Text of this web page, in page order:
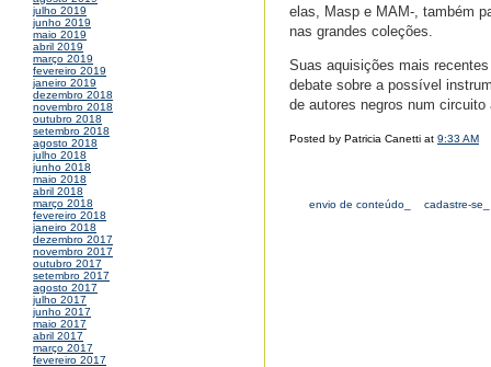
julho 2019
junho 2019
maio 2019
abril 2019
março 2019
fevereiro 2019
janeiro 2019
dezembro 2018
novembro 2018
outubro 2018
setembro 2018
agosto 2018
julho 2018
junho 2018
maio 2018
abril 2018
março 2018
fevereiro 2018
janeiro 2018
dezembro 2017
novembro 2017
outubro 2017
setembro 2017
agosto 2017
julho 2017
junho 2017
maio 2017
abril 2017
março 2017
fevereiro 2017
elas, Masp e MAM-, também
nas grandes coleções.
Suas aquisições mais
debate sobre a possível
de autores negros num
Posted by Patricia Canetti at 9:33 AM
envio de conteúdo_ cadastre-se_